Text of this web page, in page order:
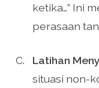
ketika…” Ini
perasaan
Latihan
situasi non-